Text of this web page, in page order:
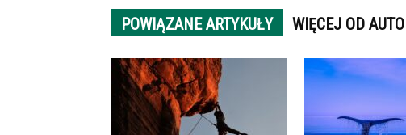
POWIĄZANE ARTYKUŁY WIĘCEJ OD